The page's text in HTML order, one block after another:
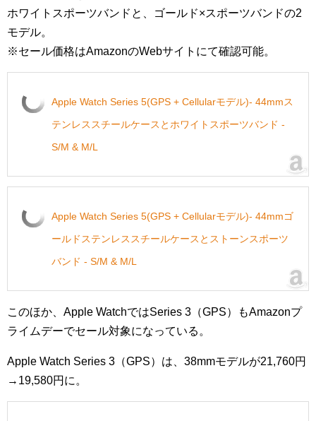
ホワイトスポーツバンドと、ゴールド×スポーツバンドの2
モデル。
※セール価格はAmazonのWebサイトにて確認可能。
Apple Watch Series 5(GPS + Cellularモデル)- 44mmス
テンレススチールケースとホワイトスポーツバンド -
S/M & M/L
Apple Watch Series 5(GPS + Cellularモデル)- 44mmゴ
ールドステンレススチールケースとストーンスポーツ
バンド - S/M & M/L
このほか、Apple WatchではSeries 3（GPS）もAmazonプ
ライムデーでセール対象になっている。
Apple Watch Series 3（GPS）は、38mmモデルが21,760円
→19,580円に。